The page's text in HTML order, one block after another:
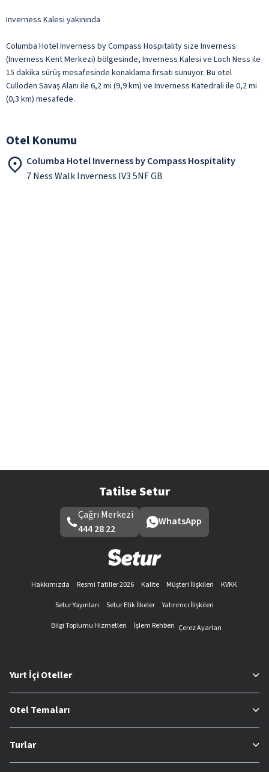
Inverness Kalesi yakınında
Columba Hotel Inverness by Compass Hospitality size Inverness
(Inverness Kent Merkezi) bölgesinde, Inverness Kalesi ve Loch Ness ile
15 dakika sürüş mesafesinde konaklama fırsatı sunuyor. Bu otel
Culloden Savaş Alanı ile 6,2 mi (9,9 km) ve Inverness Katedrali ile 0,2 mi
(0,3 km) mesafede.
Otel Konumu
Columba Hotel Inverness by Compass Hospitality
7 Ness Walk Inverness IV3 5NF GB
Tatilse Setur
Çağrı Merkezi
444 28 22
WhatsApp
Hakkımızda Resmi Tatiller 2026 Kalite Müşteri İlişkileri
KVKK
Setur Yayınları
Setur Etik İlkeler
Yatırımcı İlişkileri
Bilgi Toplumu Hizmetleri
İşlem Rehberi Çerez Ayarları
Yurt İçi Oteller
Otel Temaları
Turlar